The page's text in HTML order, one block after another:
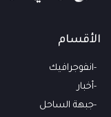
الأقسام
انفوجرافيك
أخبار
جبهة الساحل